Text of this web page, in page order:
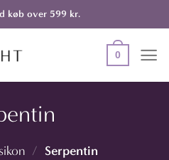
køb over 599 kr.
0
/ Serpentin